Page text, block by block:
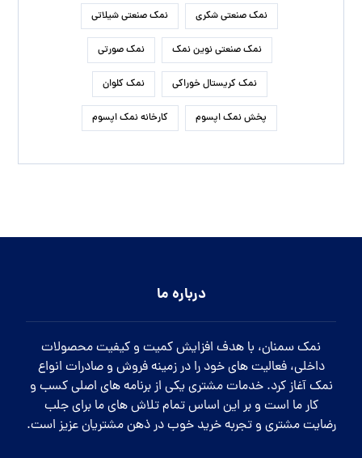
نمک صنعتی شکری نمک صنعتی شیلاتی
نمک صنعتی نوین نمک نمک صورتی
نمک کریستال خوراکی نمک کلوان
پخش نمک اپسوم کارخانه نمک اپسوم
درباره ما
نمک سمنان، با هدف افزایش کمیت و کیفیت محصولات
داخلی، فعالیت های خود را در زمینه فروش و صادرات انواع
نمک آغاز کرد. خدمات مشتری یکی از برنامه های اصلی کسب و
کار ما است و بر این اساس تمام تلاش های ما برای جلب
رضایت مشتری و تجربه خرید خوب در ذهن مشتریان عزیز است.